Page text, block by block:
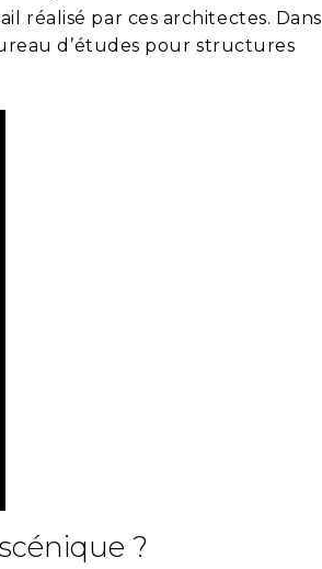
réalisé par ces architectes. Dans
d’études pour structures
?